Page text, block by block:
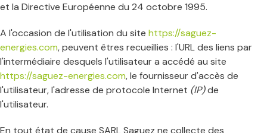
et la Directive Européenne du 24 octobre 1995.
A l'occasion de l'utilisation du site https://saguez-
energies.com, peuvent êtres recueillies : l'URL des liens par
l'intermédiaire desquels l'utilisateur a accédé au site
https://saguez-energies.com, le fournisseur d'accès de
l'utilisateur, l'adresse de protocole Internet (IP)de
l'utilisateur.
En tout état de cause SARL Saguez ne collecte des